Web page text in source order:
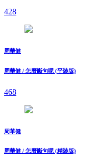
428
周華健
周華健 / 怎麼斷句呢 (平裝版)
468
周華健
周華健 / 怎麼斷句呢 (精裝版)